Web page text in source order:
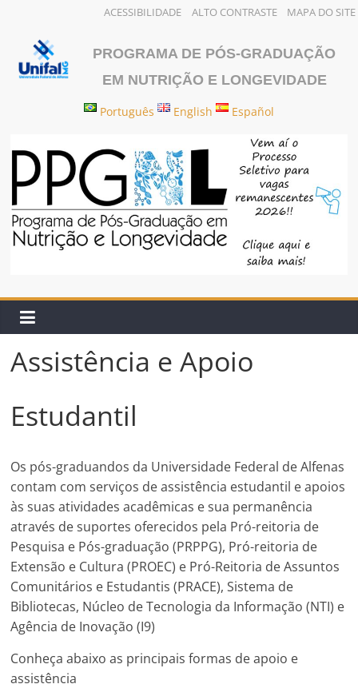
ACESSIBILIDADE ALTO CONTRASTE MAPA DO SITE
PROGRAMA DE PÓS-GRADUAÇÃO
EM NUTRIÇÃO E LONGEVIDADE
Português English Español
Assistência e Apoio
Estudantil
Os pós-graduandos da Universidade Federal de Alfenas
contam com serviços de assistência estudantil e apoios
às suas atividades acadêmicas e sua permanência
através de suportes oferecidos pela Pró-reitoria de
Pesquisa e Pós-graduação (PRPPG), Pró-reitoria de
Extensão e Cultura (PROEC) e Pró-Reitoria de Assuntos
Comunitários e Estudantis (PRACE), Sistema de
Bibliotecas, Núcleo de Tecnologia da Informação (NTI) e
Agência de Inovação (I9)
Conheça abaixo as principais formas de apoio e
assistência